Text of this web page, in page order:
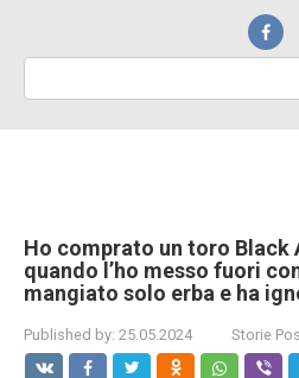
Ho comprato un toro Black
quando l’ho messo fuori
mangiato solo erba e ha
Published by: 25.05.2024 Storie